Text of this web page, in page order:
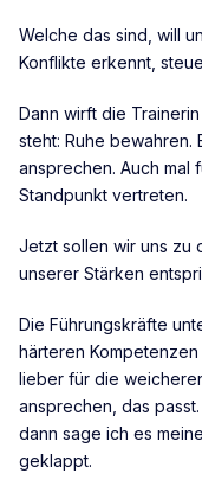
Welche das sind, will
Konflikte erkennt,
Dann wirft die
steht: Ruhe bewahren.
ansprechen. Auch mal
Standpunkt vertreten.
Jetzt sollen wir uns zu
unserer Stärken
Die Führungskräfte
härteren
lieber für die
ansprechen, das
dann sage ich es
geklappt.